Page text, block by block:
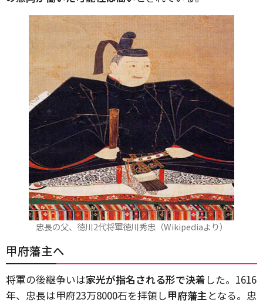
忠長の父、徳川2代将軍徳川秀忠（Wikipediaより）
甲府藩主へ
将軍の後継争いは家光が指名される形で決着 した。1616
年、忠長は甲府23万8000石を拝領し甲府藩主となる。忠